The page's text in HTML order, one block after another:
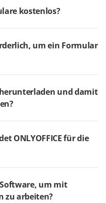
kostenlos?
um ein Formular
und damit
ONLYOFFICE für die
um mit
zu arbeiten?